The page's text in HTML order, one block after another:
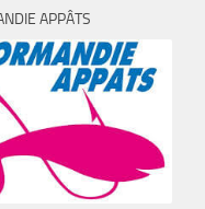
APPÂTS